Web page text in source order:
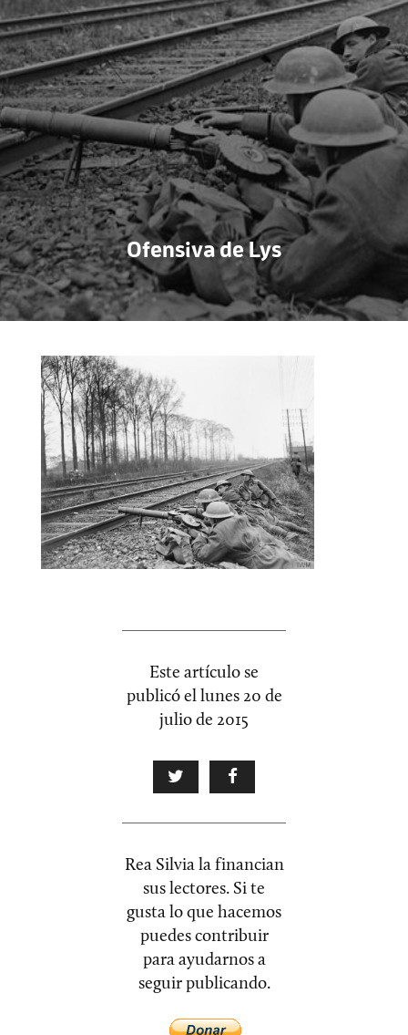
Ofensiva de Lys
Este artículo se
publicó ellunes 20 de
julio de 2015
Rea Silvia la financian
sus lectores. Si te
gusta lo que hacemos
puedes contribuir
para ayudarnos a
seguir publicando.